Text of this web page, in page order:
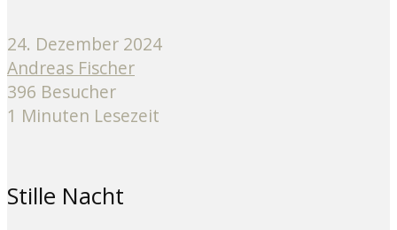
24. Dezember 2024
Andreas Fischer
396 Besucher
1 Minuten Lesezeit
Stille Nacht